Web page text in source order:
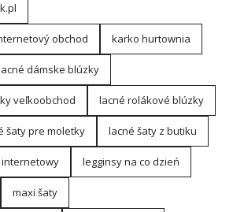
obchod karko hurtownia
dámske blúzky
veľkoobchod lacné rolákové blúzky
šaty pre moletky lacné šaty z butiku
internetowy legginsy na co dzień
maxi šaty